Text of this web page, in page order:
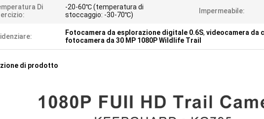
Di
-20-60℃ (temperatura di
stoccaggio: -30-70℃)
Impermeabile:
Fotocamera da esplorazione digitale 0.6S, videocamera da
fotocamera da 30 MP 1080P Wildlife Trail
di prodotto